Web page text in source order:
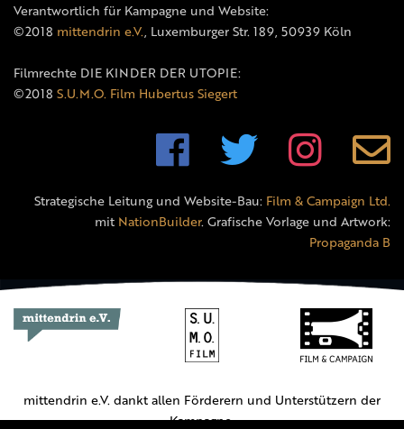
Verantwortlich für Kampagne und Website:
©2018 mittendrin e.V., Luxemburger Str. 189, 50939 Köln
Filmrechte DIE KINDER DER UTOPIE:
©2018 S.U.M.O. Film Hubertus Siegert
Strategische Leitung und Website-Bau: Film & Campaign Ltd.
mit NationBuilder. Grafische Vorlage und Artwork:
Propaganda B
mittendrin e.V. dankt allen Förderern und Unterstützern der
Kampagne.